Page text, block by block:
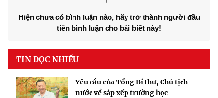
Hiện chưa có bình luận nào, hãy trở thành người đầu
tiên bình luận cho bài biết này!
TIN ĐỌC NHIỀU
Yêu cầu của Tổng Bí thư, Chủ tịch
nước về sắp xếp trường học